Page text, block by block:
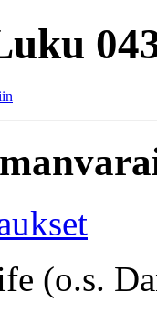
(o.s.